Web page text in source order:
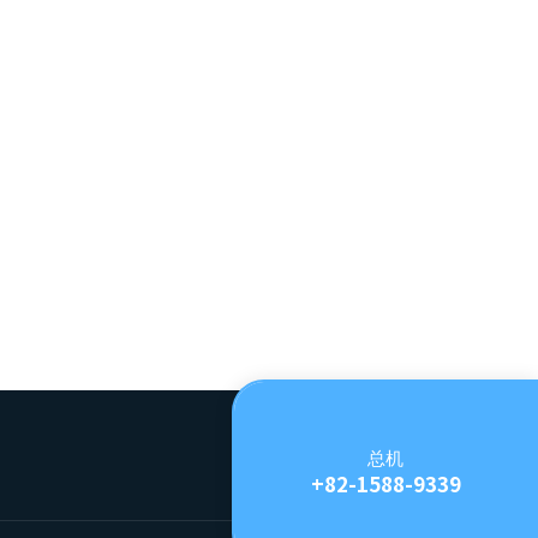
总机
+82-1588-9339